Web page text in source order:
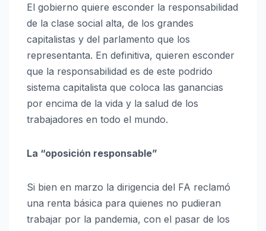
El gobierno quiere esconder la responsabilidad
de la clase social alta, de los grandes
capitalistas y del parlamento que los
representanta. En definitiva, quieren esconder
que la responsabilidad es de este podrido
sistema capitalista que coloca las ganancias
por encima de la vida y la salud de los
trabajadores en todo el mundo.
La “oposición responsable”
Si bien en marzo la dirigencia del FA reclamó
una renta básica para quienes no pudieran
trabajar por la pandemia, con el pasar de los